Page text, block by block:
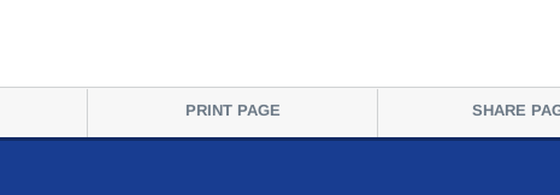
PRINT PAGE SHARE